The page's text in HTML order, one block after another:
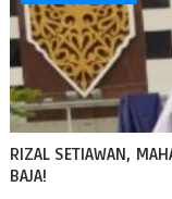
RIZAL SETIAWAN,
BAJA!